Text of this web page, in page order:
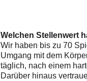
Welchen Stellenwert
Wir haben bis zu 70
Umgang mit dem
täglich, nach einem
Darüber hinaus